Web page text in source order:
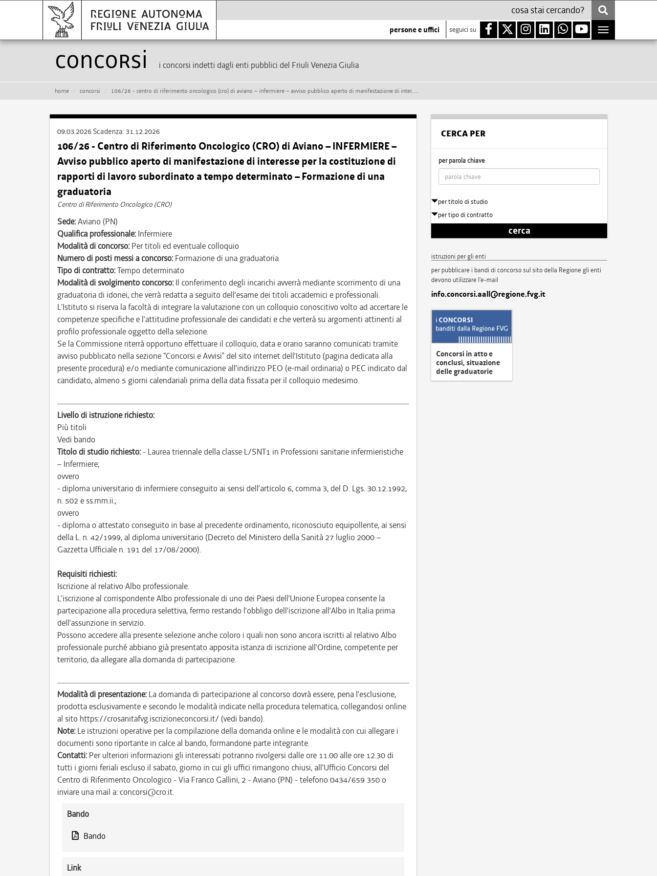
persone e uffici seguici su
Toggle
navigation
Concorsi i concorsi indetti dagli enti pubblici del Friuli Venezia Giulia
home concorsi 106/26 - centro di riferimento oncologico (cro) di aviano – infermiere – avviso pubblico aperto di manifestazione di interesse per la costituzione di rapporti di lavoro subordinato a tempo determinato – formazione di una graduatoria
09.03.2026 Scadenza: 31.12.2026
106/26 - Centro di Riferimento Oncologico (CRO) di Aviano – INFERMIERE –
Avviso pubblico aperto di manifestazione di interesse per la costituzione di
rapporti di lavoro subordinato a tempo determinato – Formazione di una
graduatoria
Centro di Riferimento Oncologico (CRO)
Sede:Aviano (PN)
Qualifica professionale: Infermiere
Modalità di concorso: Per titoli ed eventuale colloquio
Numero di posti messi a concorso: Formazione di una graduatoria
Tipo di contratto:Tempo determinato
Modalità di svolgimento concorso: Il conferimento degli incarichi avverrà mediante scorrimento di una
graduatoria di idonei, che verrà redatta a seguito dell’esame dei titoli accademici e professionali.
L'Istituto si riserva la facoltà di integrare la valutazione con un colloquio conoscitivo volto ad accertare le
competenze specifiche e l’attitudine professionale dei candidati e che verterà su argomenti attinenti al
profilo professionale oggetto della selezione.
Se la Commissione riterrà opportuno effettuare il colloquio, data e orario saranno comunicati tramite
avviso pubblicato nella sezione “Concorsi e Avvisi” del sito internet dell’Istituto (pagina dedicata alla
presente procedura) e/o mediante comunicazione all’indirizzo PEO (e-mail ordinaria) o PEC indicato dal
candidato, almeno 5 giorni calendariali prima della data fissata per il colloquio medesimo.
Livello di istruzione richiesto:
Più titoli
Vedi bando
Titolo di studio richiesto: - Laurea triennale della classe L/SNT1 in Professioni sanitarie infermieristiche
– Infermiere;
ovvero
- diploma universitario di infermiere conseguito ai sensi dell’articolo 6, comma 3, del D. Lgs. 30.12.1992,
n. 502 e ss.mm.ii.;
ovvero
- diploma o attestato conseguito in base al precedente ordinamento, riconosciuto equipollente, ai sensi
della L. n. 42/1999, al diploma universitario (Decreto del Ministero della Sanità 27 luglio 2000 –
Gazzetta Ufficiale n. 191 del 17/08/2000).
Requisiti richiesti:
Iscrizione al relativo Albo professionale.
L’iscrizione al corrispondente Albo professionale di uno dei Paesi dell’Unione Europea consente la
partecipazione alla procedura selettiva, fermo restando l’obbligo dell’iscrizione all’Albo in Italia prima
dell’assunzione in servizio.
Possono accedere alla presente selezione anche coloro i quali non sono ancora iscritti al relativo Albo
professionale purché abbiano già presentato apposita istanza di iscrizione all’Ordine, competente per
territorio, da allegare alla domanda di partecipazione.
Modalità di presentazione: La domanda di partecipazione al concorso dovrà essere, pena l’esclusione,
prodotta esclusivamente e secondo le modalità indicate nella procedura telematica, collegandosi online
al sito https://crosanitafvg.iscrizioneconcorsi.it/ (vedi bando).
Note: Le istruzioni operative per la compilazione della domanda online e le modalità con cui allegare i
documenti sono riportante in calce al bando, formandone parte integrante.
Contatti: Per ulteriori informazioni gli interessati potranno rivolgersi dalle ore 11.00 alle ore 12.30 di
tutti i giorni feriali escluso il sabato, giorno in cui gli uffici rimangono chiusi, all’Ufficio Concorsi del
Centro di Riferimento Oncologico - Via Franco Gallini, 2 - Aviano (PN) - telefono 0434/659 350 o
inviare una mail a: concorsi@cro.it.
Bando
Bando
Link
CERCA PER
per parola chiave
per titolo di studio
per tipo di contratto
cerca
istruzioni per gli enti
per pubblicare i bandi di concorso sul sito della Regione gli enti
devono utilizzare l'e-mail
info.concorsi.aall@regione.fvg.it
Concorsi in atto e
conclusi, situazione
delle graduatorie